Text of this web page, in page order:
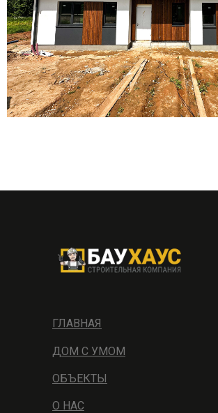
ДОМ С УМОМ
ОБЪЕКТЫ
О НАС
ГЛАВНАЯ